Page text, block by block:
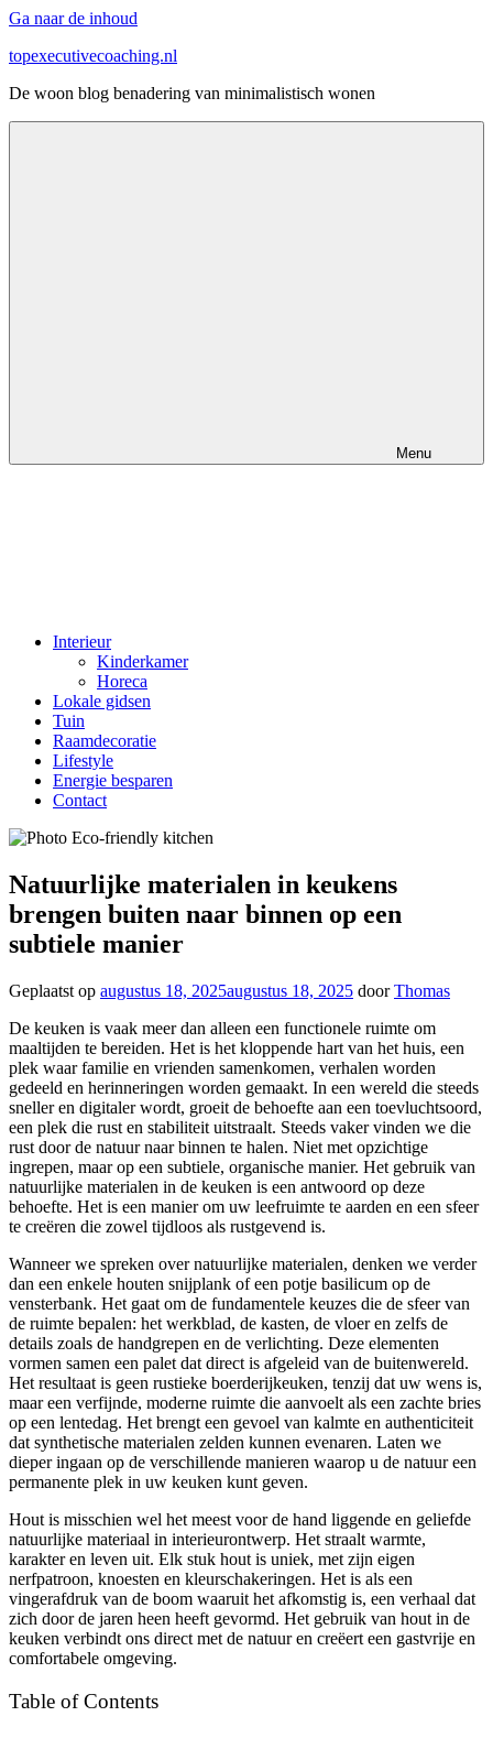
Ga naar de inhoud
topexecutivecoaching.nl
De woon blog benadering van minimalistisch wonen
Menu
Interieur
Kinderkamer
Horeca
Lokale gidsen
Tuin
Raamdecoratie
Lifestyle
Energie besparen
Contact
Natuurlijke materialen in keukens
brengen buiten naar binnen op een
subtiele manier
Geplaatst op augustus 18, 2025augustus 18, 2025 doorThomas
De keuken is vaak meer dan alleen een functionele ruimte om
maaltijden te bereiden. Het is het kloppende hart van het huis, een
plek waar familie en vrienden samenkomen, verhalen worden
gedeeld en herinneringen worden gemaakt. In een wereld die steeds
sneller en digitaler wordt, groeit de behoefte aan een toevluchtsoord,
een plek die rust en stabiliteit uitstraalt. Steeds vaker vinden we die
rust door de natuur naar binnen te halen. Niet met opzichtige
ingrepen, maar op een subtiele, organische manier. Het gebruik van
natuurlijke materialen in de keuken is een antwoord op deze
behoefte. Het is een manier om uw leefruimte te aarden en een sfeer
te creëren die zowel tijdloos als rustgevend is.
Wanneer we spreken over natuurlijke materialen, denken we verder
dan een enkele houten snijplank of een potje basilicum op de
vensterbank. Het gaat om de fundamentele keuzes die de sfeer van
de ruimte bepalen: het werkblad, de kasten, de vloer en zelfs de
details zoals de handgrepen en de verlichting. Deze elementen
vormen samen een palet dat direct is afgeleid van de buitenwereld.
Het resultaat is geen rustieke boerderijkeuken, tenzij dat uw wens is,
maar een verfijnde, moderne ruimte die aanvoelt als een zachte bries
op een lentedag. Het brengt een gevoel van kalmte en authenticiteit
dat synthetische materialen zelden kunnen evenaren. Laten we
dieper ingaan op de verschillende manieren waarop u de natuur een
permanente plek in uw keuken kunt geven.
Hout is misschien wel het meest voor de hand liggende en geliefde
natuurlijke materiaal in interieurontwerp. Het straalt warmte,
karakter en leven uit. Elk stuk hout is uniek, met zijn eigen
nerfpatroon, knoesten en kleurschakeringen. Het is als een
vingerafdruk van de boom waaruit het afkomstig is, een verhaal dat
zich door de jaren heen heeft gevormd. Het gebruik van hout in de
keuken verbindt ons direct met de natuur en creëert een gastvrije en
comfortabele omgeving.
Table of Contents